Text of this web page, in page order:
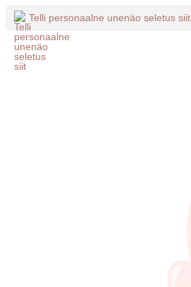
Telli personaalne unenäo seletus siit